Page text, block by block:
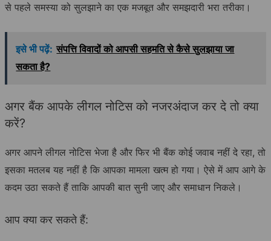
से पहले समस्या को सुलझाने का एक मजबूत और समझदारी भरा तरीका।
इसे भी पढ़ें: संपत्ति विवादों को आपसी सहमति से कैसे सुलझाया जा
सकता है?
अगर बैंक आपके लीगल नोटिस को नजरअंदाज कर दे तो क्या
करें?
अगर आपने लीगल नोटिस भेजा है और फिर भी बैंक कोई जवाब नहीं दे रहा, तो
इसका मतलब यह नहीं है कि आपका मामला खत्म हो गया। ऐसे में आप आगे के
कदम उठा सकते हैं ताकि आपकी बात सुनी जाए और समाधान निकले।
आप क्या कर सकते हैं: